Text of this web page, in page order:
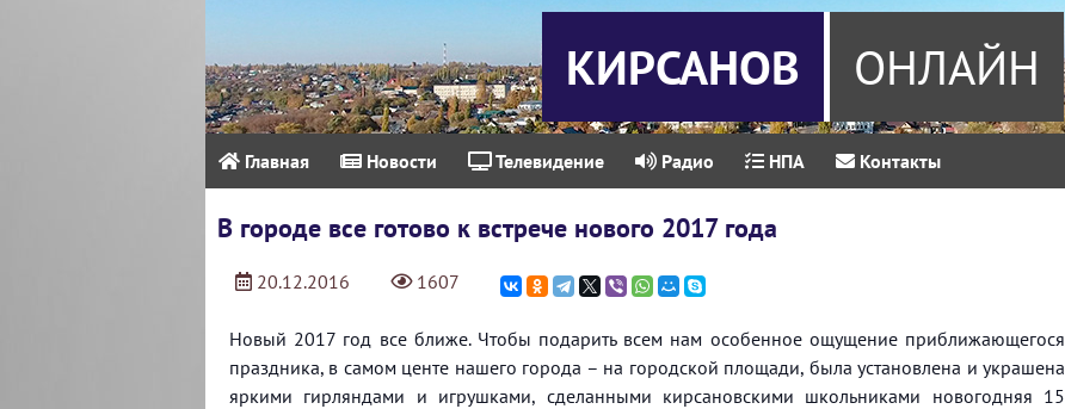
КИРСАНОВ ОНЛАЙН
Главная Новости Телевидение Радио НПА Контакты
В городе все готово к встрече нового 2017 года
20.12.2016 1607
Новый 2017 год все ближе. Чтобы подарить всем нам особенное ощущение приближающегося
праздника, в самом центе нашего города – на городской площади, была установлена и украшена
яркими гирляндами и игрушками, сделанными кирсановскими школьниками новогодняя 15